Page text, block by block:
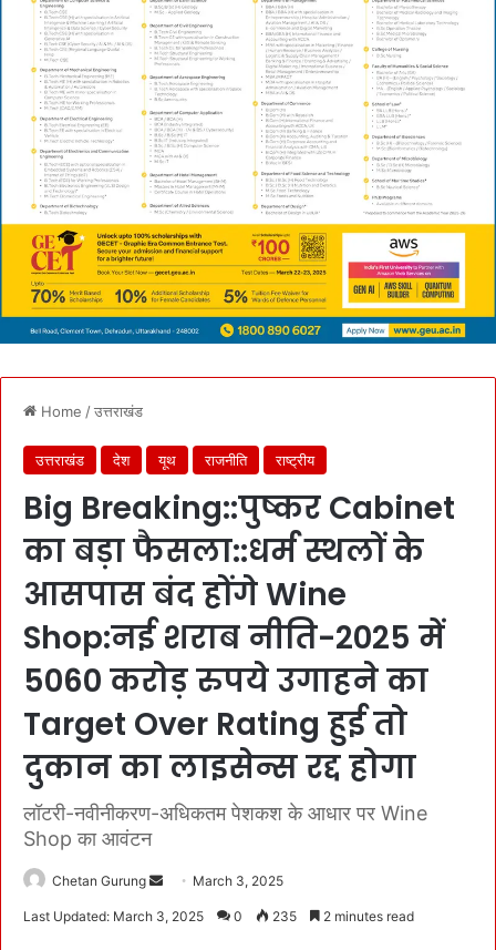
Home /उत्तराखंड
उत्तराखंड देश यूथ राजनीति राष्ट्रीय
Big Breaking::पुष्कर Cabinet
का बड़ा फैसला::धर्म स्थलों के
आसपास बंद होंगे Wine
Shop:नई शराब नीति-2025 में
5060 करोड़ रुपये उगाहने का
Target Over Rating हुई तो
दुकान का लाइसेन्स रद्द होगा
लॉटरी-नवीनीकरण-अधिकतम पेशकश के आधार पर Wine
Shop का आवंटन
Chetan Gurung March 3, 2025
Last Updated: March 3, 2025 0 235 2 minutes read